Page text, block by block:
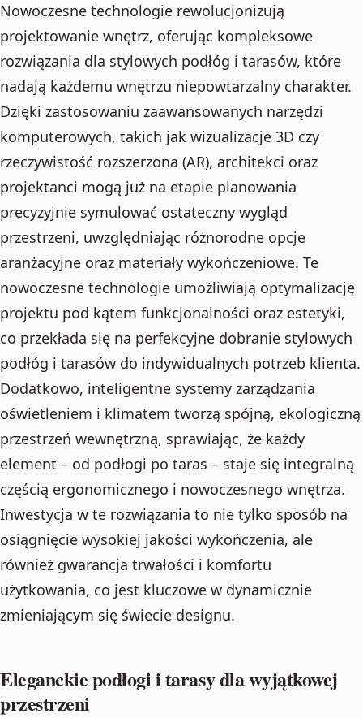
Nowoczesne technologie rewolucjonizują
projektowanie wnętrz, oferując kompleksowe
rozwiązania dla stylowych podłóg i tarasów, które
nadają każdemu wnętrzu niepowtarzalny charakter.
Dzięki zastosowaniu zaawansowanych narzędzi
komputerowych, takich jak wizualizacje 3D czy
rzeczywistość rozszerzona (AR), architekci oraz
projektanci mogą już na etapie planowania
precyzyjnie symulować ostateczny wygląd
przestrzeni, uwzględniając różnorodne opcje
aranżacyjne oraz materiały wykończeniowe. Te
nowoczesne technologie umożliwiają optymalizację
projektu pod kątem funkcjonalności oraz estetyki,
co przekłada się na perfekcyjne dobranie stylowych
podłóg i tarasów do indywidualnych potrzeb klienta.
Dodatkowo, inteligentne systemy zarządzania
oświetleniem i klimatem tworzą spójną, ekologiczną
przestrzeń wewnętrzną, sprawiając, że każdy
element – od podłogi po taras – staje się integralną
częścią ergonomicznego i nowoczesnego wnętrza.
Inwestycja w te rozwiązania to nie tylko sposób na
osiągnięcie wysokiej jakości wykończenia, ale
również gwarancja trwałości i komfortu
użytkowania, co jest kluczowe w dynamicznie
zmieniającym się świecie designu.
Eleganckie podłogi i tarasy dla wyjątkowej
przestrzeni